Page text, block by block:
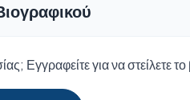
Εγγραφείτε για να στείλετε